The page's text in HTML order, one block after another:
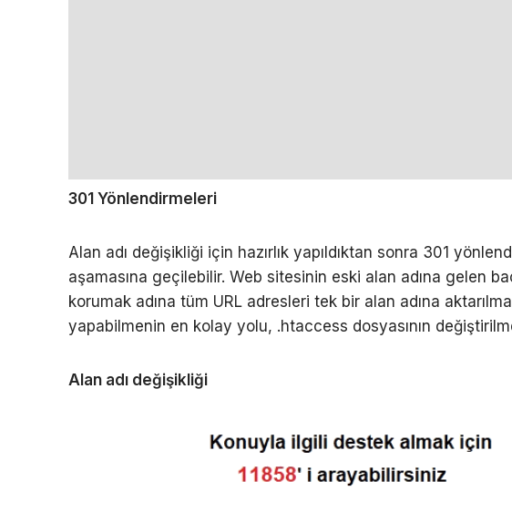
301 Yönlendirmeleri
Alan adı değişikliği için hazırlık yapıldıktan sonra 301
aşamasına geçilebilir. Web sitesinin eski alan adına gelen
korumak adına tüm URL adresleri tek bir alan adına
yapabilmenin en kolay yolu, .htaccess dosyasının
Alan adı değişikliği